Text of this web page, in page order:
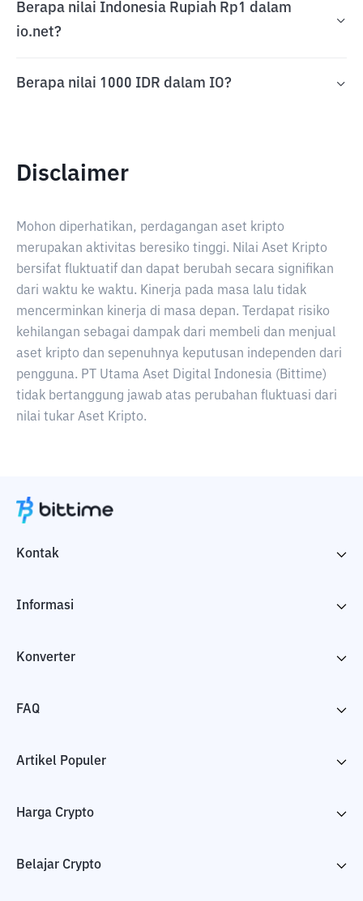
Berapa nilai Indonesia Rupiah Rp1 dalam
io.net?
Berapa nilai 1000 IDR dalam IO?
Disclaimer
Mohon diperhatikan, perdagangan aset kripto
merupakan aktivitas beresiko tinggi. Nilai Aset Kripto
bersifat fluktuatif dan dapat berubah secara signifikan
dari waktu ke waktu. Kinerja pada masa lalu tidak
mencerminkan kinerja di masa depan. Terdapat risiko
kehilangan sebagai dampak dari membeli dan menjual
aset kripto dan sepenuhnya keputusan independen dari
pengguna. PT Utama Aset Digital Indonesia (Bittime)
tidak bertanggung jawab atas perubahan fluktuasi dari
nilai tukar Aset Kripto.
Kontak
Informasi
Konverter
FAQ
Artikel Populer
Harga Crypto
Belajar Crypto